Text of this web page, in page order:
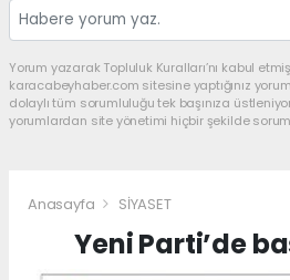
Yorum yazarak Topluluk Kuralları’nı kabul
karacabeyhaber.com sitesine yaptığınız
dolaylı tüm sorumluluğu tek başınıza
yorumlardan site yönetimi hiçbir şekilde
Anasayfa SİYASET
Yeni Parti’de